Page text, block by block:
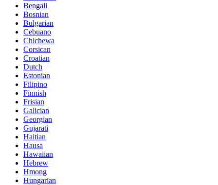
Bengali
Bosnian
Bulgarian
Cebuano
Chichewa
Corsican
Croatian
Dutch
Estonian
Filipino
Finnish
Frisian
Galician
Georgian
Gujarati
Haitian
Hausa
Hawaiian
Hebrew
Hmong
Hungarian